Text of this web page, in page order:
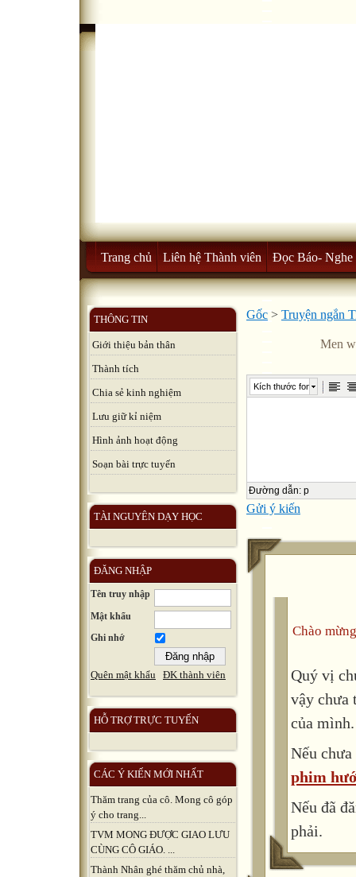
Trang chủ Liên hệ Thành viên Đọc Báo- Nghe
THÔNG TIN
Giới thiệu bản thân
Thành tích
Chia sẻ kinh nghiệm
Lưu giữ kỉ niệm
Hình ảnh hoạt động
Soạn bài trực tuyến
TÀI NGUYÊN DẠY HỌC
ĐĂNG NHẬP
Tên truy nhập
Mật khẩu
Ghi nhớ
Quên mật khẩu ĐK thành viên
HỖ TRỢ TRỰC TUYẾN
CÁC Ý KIẾN MỚI NHẤT
Thăm trang của cô. Mong cô góp
ý cho trang...
TVM MONG ĐƯỢC GIAO LƯU
CÙNG CÔ GIÁO. ...
Thành Nhân ghé thăm chủ nhà,
Gốc > Truyện ngắn
Men
Kích thước font
Đường dẫn: p
Gửi ý kiến
Chào
Quý vị
vậy chưa
của mình.
Nếu
phim
Nếu đã
phải.